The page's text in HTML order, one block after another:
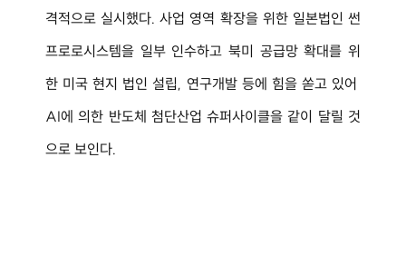
격적으로 실시했다. 사업 영역 확장을 위한 일본법인 썬
프로로시스템을 일부 인수하고 북미 공급망 확대를 위
한 미국 현지 법인 설립, 연구개발 등에 힘을 쏟고 있어
AI에 의한 반도체 첨단산업 슈퍼사이클을 같이 달릴 것
으로 보인다.